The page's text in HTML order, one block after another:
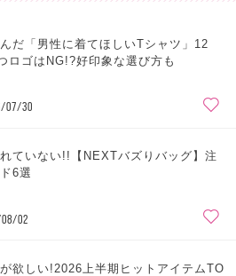
だ「男性に着てほしいTシャツ」12
ロゴはNG!?好印象な選び方も
07/30
ていない!!【NEXTバズりバッグ】注
6選
02
欲しい!2026上半期ヒットアイテムTO